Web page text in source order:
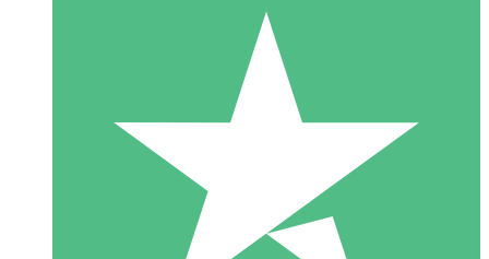
10 Descargas
20 00